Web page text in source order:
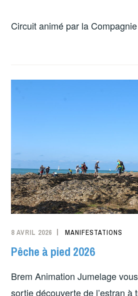
Circuit animé par la
8 AVRIL 2026 MANIFESTATIONS
Pêche à pied 2026
Brem Animation Jumelage
sortie découverte de l’estran à